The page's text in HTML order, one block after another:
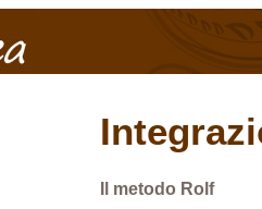
Il metodo Rolf